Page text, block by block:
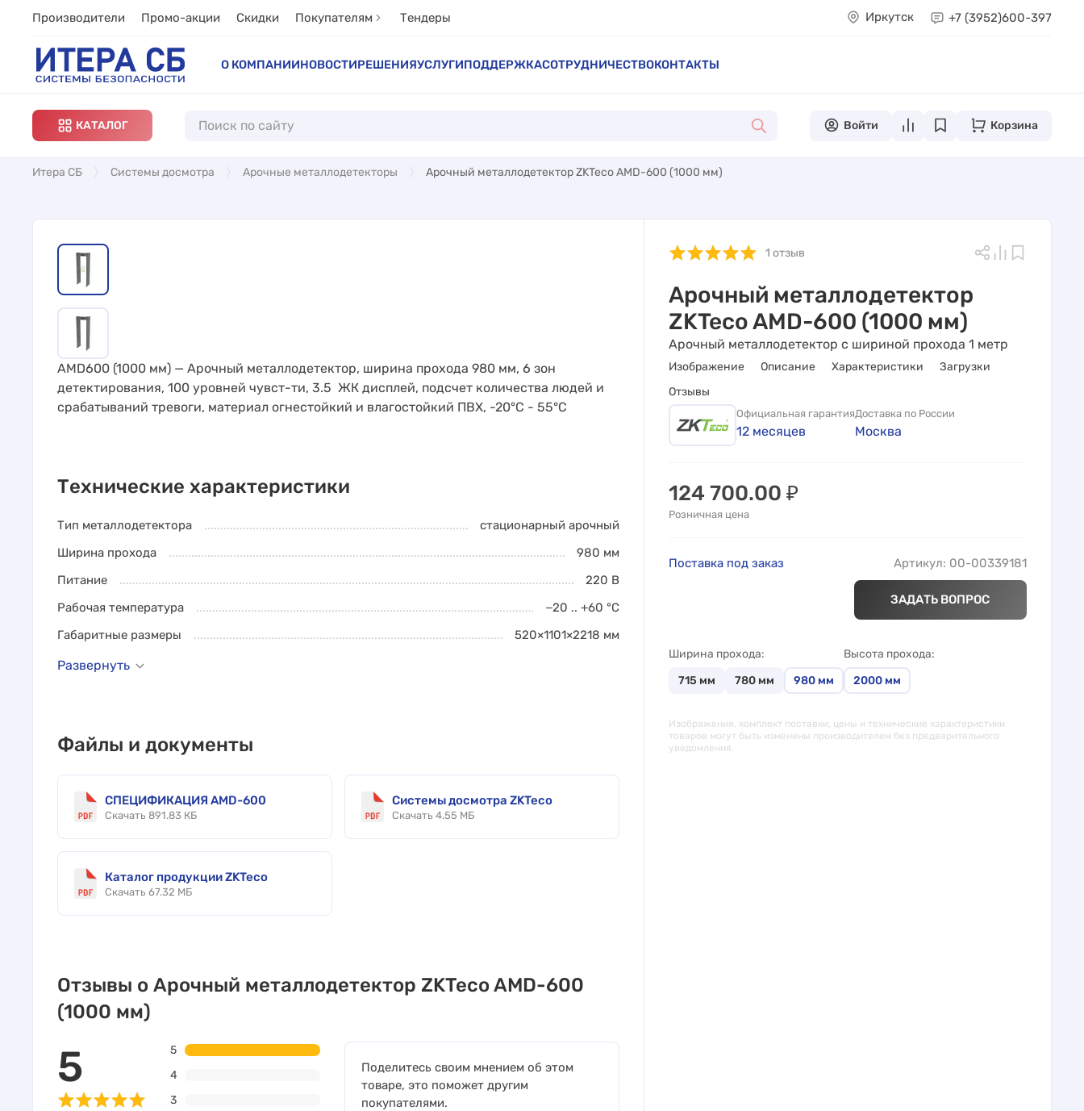
Производители Промо-акции Скидки Покупателям Тендеры Иркутск +7 (3952)600-397
О КОМПАНИИНОВОСТИРЕШЕНИЯУСЛУГИПОДДЕРЖКАСОТРУДНИЧЕСТВОКОНТАКТЫ
КАТАЛОГ Войти Корзина
Итера СБ Системы досмотра Арочные металлодетекторы Арочный металлодетектор ZKTeco AMD-600 (1000 мм)
1 отзыв
Арочный металлодетектор
ZKTeco AMD-600 (1000 мм)
Арочный металлодетектор с шириной прохода 1 метр
Изображение Описание Характеристики
Загрузки
Отзывы
Официальная гарантия
12 месяцев
Доставка по России
Москва
124 700.00 ₽
Розничная цена
Поставка под заказ Артикул: 00-00339181
ЗАДАТЬ ВОПРОС
Ширина прохода
715 мм 780 мм 980 мм
Высота прохода
2000 мм
Изображения, комплект поставки, цены и технические характеристики
товаров могут быть изменены производителем без предварительного
уведомления.
AMD600 (1000 мм) — Арочный металлодетектор, ширина прохода 980 мм, 6 зон
детектирования, 100 уровней чувст-ти, 3.5 ЖК дисплей, подсчет количества людей и
срабатываний тревоги, материал огнестойкий и влагостойкий ПВХ, -20°C - 55°C
Технические характеристики
Тип металлодетектора
стационарный арочный
Ширина прохода
980 мм
Питание
220 В
Рабочая температура
−20 .. +60 °C
Габаритные размеры
520×1101×2218 мм
Развернуть
Файлы и документы
СПЕЦИФИКАЦИЯ AMD-600
Скачать 891.83 КБ
Системы досмотра ZKTeco
Скачать 4.55 МБ
Каталог продукции ZKTeco
Скачать 67.32 МБ
Отзывы о Арочный металлодетектор ZKTeco AMD-600
(1000 мм)
5
5
4
3
Поделитесь своим мнением об этом
товаре, это поможет другим
покупателями.